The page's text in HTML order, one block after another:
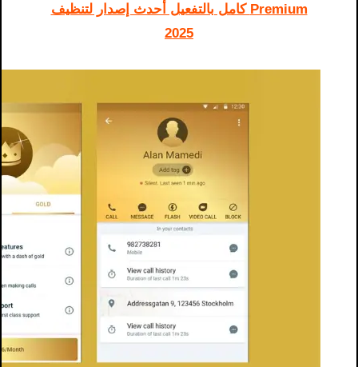
Premium كامل بالتفعيل أحدث إصدار لتنظيف
2025